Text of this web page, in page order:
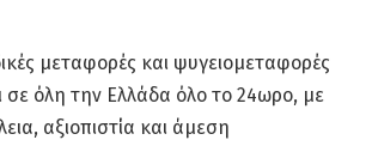
μεταφορές και ψυγειομεταφορές
σε όλη την Ελλάδα όλο το 24ωρο, με
αξιοπιστία και άμεση